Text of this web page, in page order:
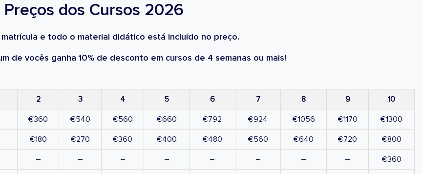
Preços dos Cursos 2026
e todo o material didático está incluído no preço.
de vocês ganha 10% de desconto em cursos de 4 semanas ou mais!
2 3 4 5 6 7 8 9 10
€360 €540 €560 €660 €792 €924 €1056 €1170 €1300
€180 €270 €360 €400 €480 €560 €640 €720 €800
– – – – – – – – €360